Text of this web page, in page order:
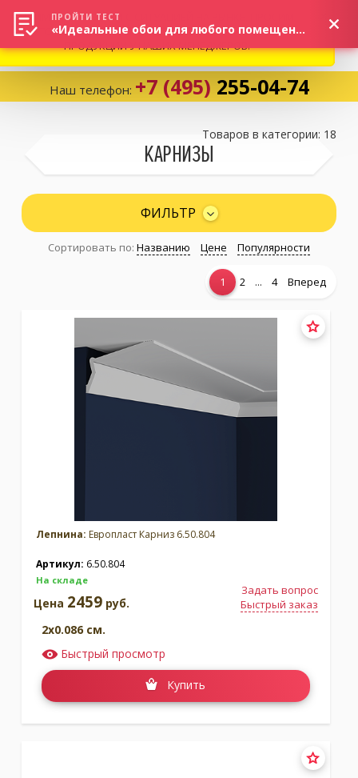
Избранное:0 товаров
Каталог
Личный кабинет
Москва (сменить город)
Наш телефон: +7 (495) 255-04-74
КАРНИЗЫ
Товаров в категории: 18
ФИЛЬТР
Сортировать по: Названию Цене Популярности
1 2 ... 4 Вперед
Лепнина: Европласт Карниз 6.50.804
Артикул: 6.50.804
На складе
Задать вопрос
Быстрый заказ
Цена 2459 руб.
2x0.086 см.
Быстрый просмотр
Купить
ВНИМАНИЕ! В СВЯЗИ С СИТУАЦИЕЙ НА РЫНКЕ, ПРОСИМ
УТОЧНЯТЬ АКТУАЛЬНУЮ СТОИМОСТЬ И НАЛИЧИЕ
ПРОДУКЦИИ У НАШИХ МЕНЕДЖЕРОВ.
ПРОЙТИ ТЕСТ
«Идеальные обои для любого помещения!»